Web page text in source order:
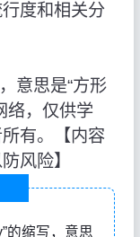
度和相关分
意思是“方形
络，仅供学
有。【内容
风险】
的缩写，意思